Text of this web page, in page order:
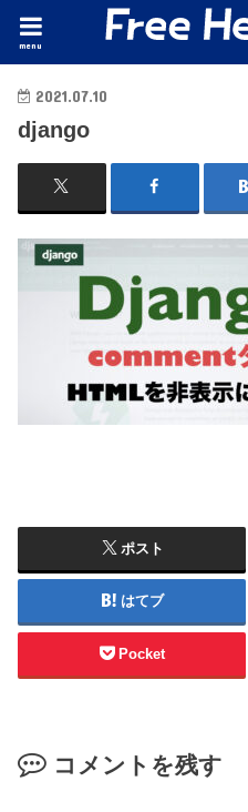
menu
2021.07.10
django
ポスト
はてブ
Pocket
コメントを残す